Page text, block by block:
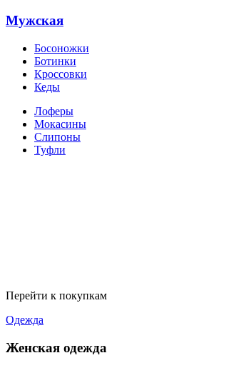
Мужская
Босоножки
Ботинки
Кроссовки
Кеды
Лоферы
Мокасины
Слипоны
Туфли
Перейти к покупкам
Одежда
Женская одежда